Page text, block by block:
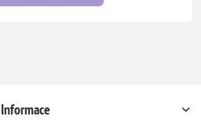
Informace